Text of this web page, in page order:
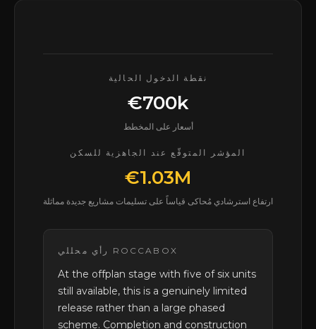
نقطة الدخول الحالية
€700k
أسعار على المخطط
المؤشر المتوقّع عند الجاهزية للسكن
€1.03M
ارتفاع استرشادي مُحاكى قياساً على تسليمات مشاريع جديدة مماثلة
رأي محللي ROCCABOX
At the offplan stage with five of six units
still available, this is a genuinely limited
release rather than a large phased
scheme. Completion and construction